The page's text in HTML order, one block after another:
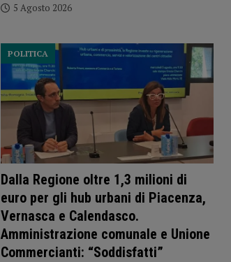
5 Agosto 2026
Dalla Regione oltre 1,3 milioni di
euro per gli hub urbani di Piacenza,
Vernasca e Calendasco.
Amministrazione comunale e Unione
Commercianti: “Soddisfatti”
POLITICA